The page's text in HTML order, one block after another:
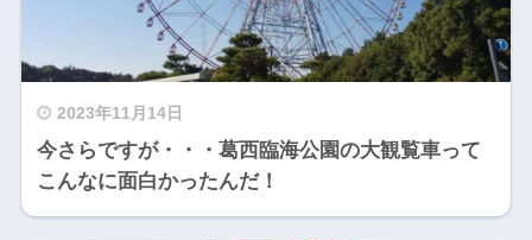
2023年11月14日
今さらですが・・・葛西臨海公園の大観覧車って
こんなに面白かったんだ！